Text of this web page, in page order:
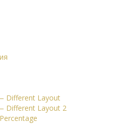
Different Layout
Different Layout 2